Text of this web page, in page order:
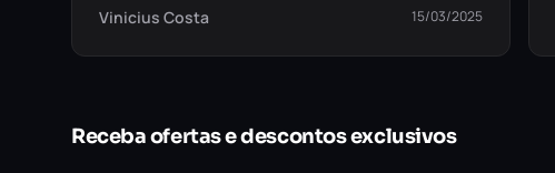
Vinicius Costa 15/03/2025
Receba ofertas e descontos exclusivos